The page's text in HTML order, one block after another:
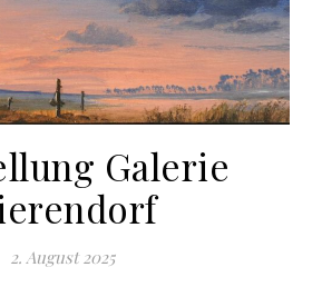
Galerie
2. August 2025